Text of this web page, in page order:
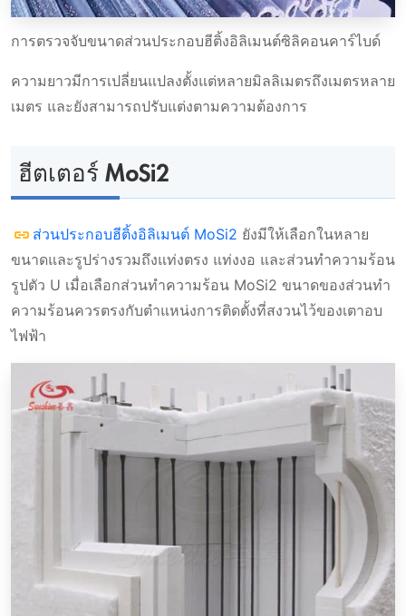
การตรวจจับขนาดส่วนประกอบฮีติ้งอิลิเมนต์ซิลิคอนคาร์ไบด์
ความยาวมีการเปลี่ยนแปลงตั้งแต่หลายมิลลิเมตรถึงเมตรหลาย
เมตร และยังสามารถปรับแต่งตามความต้องการ
ฮีตเตอร์ MoSi2
ส่วนประกอบฮีติ้งอิลิเมนต์ MoSi2 ยังมีให้เลือกในหลาย
ขนาดและรูปร่างรวมถึงแท่งตรง แท่งงอ และส่วนทําความร้อน
รูปตัว U เมื่อเลือกส่วนทําความร้อน MoSi2 ขนาดของส่วนทํา
ความร้อนควรตรงกับตําแหน่งการติดตั้งที่สงวนไว้ของเตาอบ
ไฟฟ้า